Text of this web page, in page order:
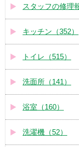
スタッフの修理
キッチン（352）
トイレ（515）
洗面所（141）
浴室（160）
洗濯機（52）